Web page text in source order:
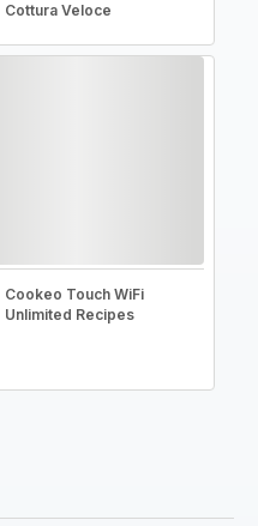
Cottura Veloce
Cookeo Touch WiFi
Unlimited Recipes